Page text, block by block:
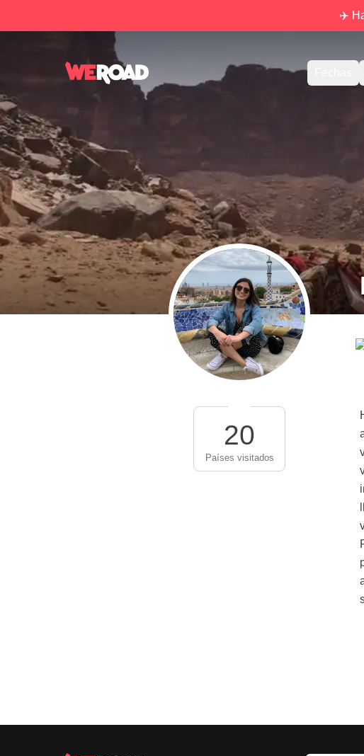
✈️
20
Países visitados